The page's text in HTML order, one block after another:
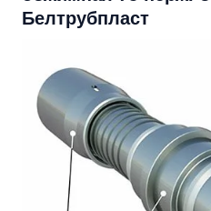
Белтрубпласт